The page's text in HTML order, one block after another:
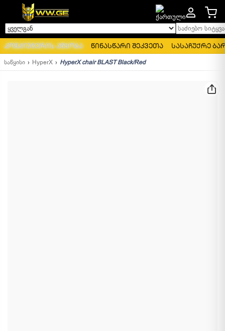
ყველგან საძიებო
კომპიუტერის აწყობა წინასწარი შეკვეთა სასაჩუქრე
საწყისი HyperX HyperX chair BLAST Black/Red